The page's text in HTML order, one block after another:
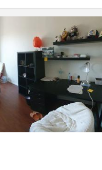
KL 9857
état impeccable, dans une rue
deux minutes à pied de St Luc
Août. A 50m des lignes de bus
du kot: Garde-robe, Bureau et
et tabouret, Etagère, Lit +...